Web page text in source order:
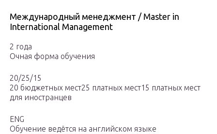
Международный менеджмент / Master in
International Management
2 года
Очная форма обучения
20/25/15
20 бюджетных мест25 платных мест15 платных мест
для иностранцев
ENG
Обучение ведётся на английском языке